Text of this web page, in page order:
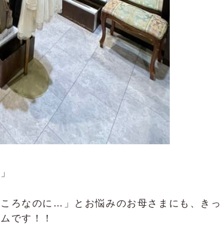
ろなのに…」とお悩みのお母さまにも、きっ
です！！